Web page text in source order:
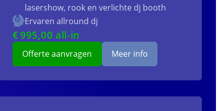
lasershow, rook en verlichte dj booth
Ervaren allround dj
€995,00 all-in
Offerte aanvragen Meer info